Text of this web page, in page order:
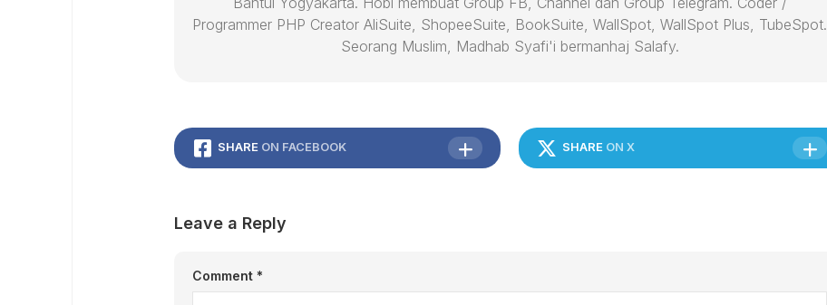
Programmer PHP Creator AliSuite, ShopeeSuite, BookSuite, WallSpot, WallSpot Plus, TubeSpot.
Seorang Muslim, Madhab Syafi'i bermanhaj Salafy.
SHARE ON FACEBOOK SHARE ON X
Leave a Reply
Comment *